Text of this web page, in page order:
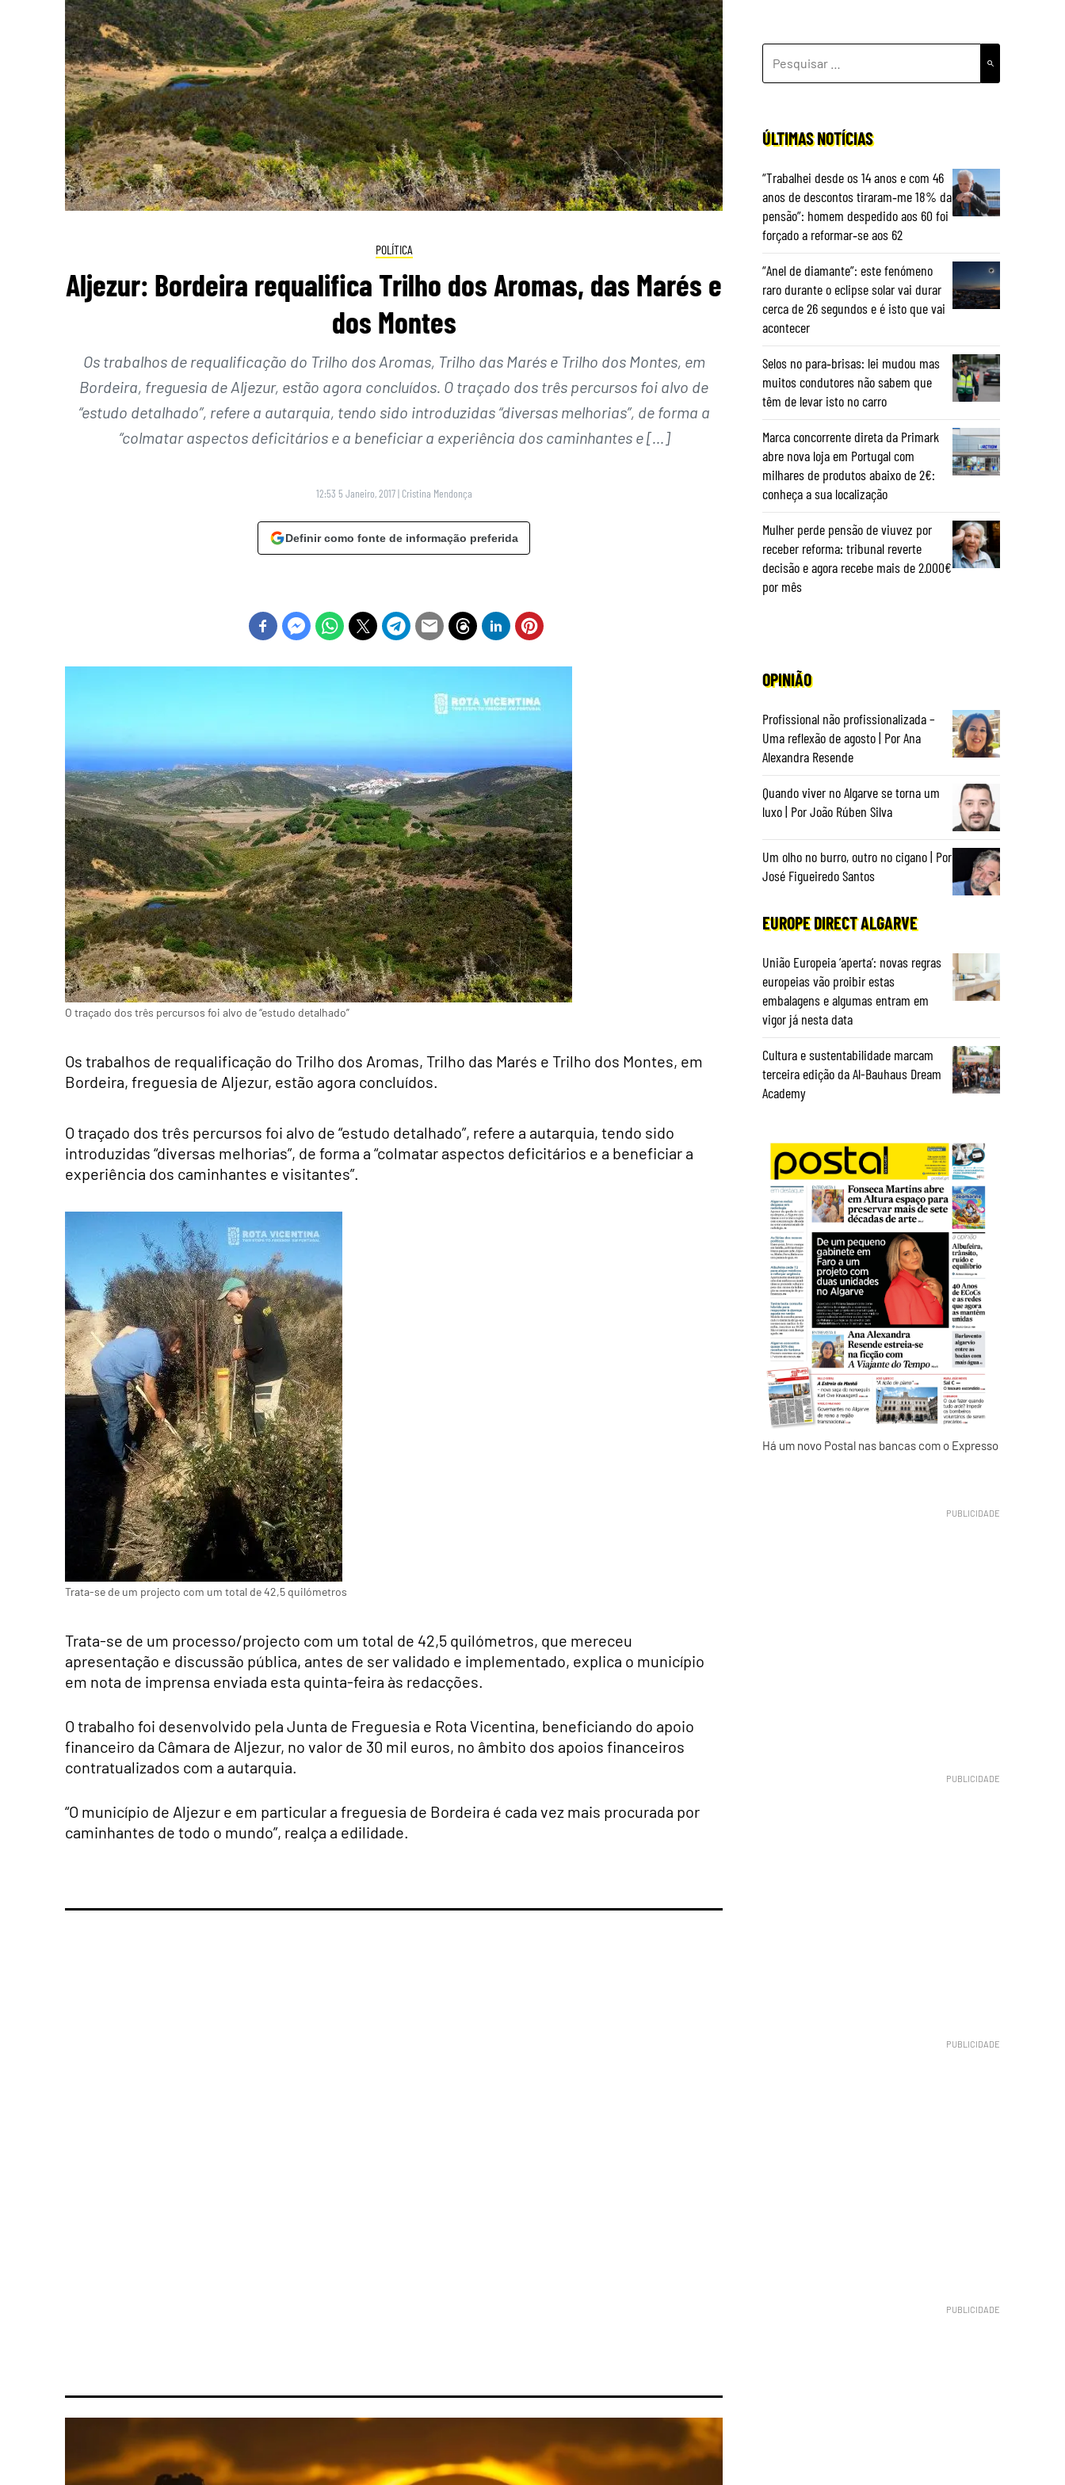
POLÍTICA
Aljezur: Bordeira requalifica Trilho dos Aromas, das Marés e
dos Montes
Os trabalhos de requalificação do Trilho dos Aromas, Trilho das Marés e Trilho dos Montes, em
Bordeira, freguesia de Aljezur, estão agora concluídos. O traçado dos três percursos foi alvo de
“estudo detalhado”, refere a autarquia, tendo sido introduzidas “diversas melhorias”, de forma a
“colmatar aspectos deficitários e a beneficiar a experiência dos caminhantes e […]
12:53 5 Janeiro, 2017 | Cristina Mendonça
Definir como fonte de informação preferida
O traçado dos três percursos foi alvo de “estudo detalhado”
Os trabalhos de requalificação do Trilho dos Aromas, Trilho das Marés e Trilho dos Montes, em
Bordeira, freguesia de Aljezur, estão agora concluídos.
O traçado dos três percursos foi alvo de “estudo detalhado”, refere a autarquia, tendo sido
introduzidas “diversas melhorias”, de forma a “colmatar aspectos deficitários e a beneficiar a
experiência dos caminhantes e visitantes”.
Trata-se de um projecto com um total de 42,5 quilómetros
Trata-se de um processo/projecto com um total de 42,5 quilómetros, que mereceu
apresentação e discussão pública, antes de ser validado e implementado, explica o município
em nota de imprensa enviada esta quinta-feira às redacções.
O trabalho foi desenvolvido pela Junta de Freguesia e Rota Vicentina, beneficiando do apoio
financeiro da Câmara de Aljezur, no valor de 30 mil euros, no âmbito dos apoios financeiros
contratualizados com a autarquia.
“O município de Aljezur e em particular a freguesia de Bordeira é cada vez mais procurada por
caminhantes de todo o mundo”, realça a edilidade.
POR:
ÚLTIMAS NOTÍCIAS
“Trabalhei desde os 14 anos e com 46
anos de descontos tiraram‑me 18% da
pensão”: homem despedido aos 60 foi
forçado a reformar‑se aos 62
“Anel de diamante”: este fenómeno
raro durante o eclipse solar vai durar
cerca de 26 segundos e é isto que vai
acontecer
Selos no para‑brisas: lei mudou mas
muitos condutores não sabem que
têm de levar isto no carro
Marca concorrente direta da Primark
abre nova loja em Portugal com
milhares de produtos abaixo de 2€:
conheça a sua localização
Mulher perde pensão de viuvez por
receber reforma: tribunal reverte
decisão e agora recebe mais de 2.000€
por mês
OPINIÃO
Profissional não profissionalizada –
Uma reflexão de agosto | Por Ana
Alexandra Resende
Quando viver no Algarve se torna um
luxo | Por João Rúben Silva
Um olho no burro, outro no cigano | Por
José Figueiredo Santos
EUROPE DIRECT ALGARVE
União Europeia ‘aperta’: novas regras
europeias vão proibir estas
embalagens e algumas entram em
vigor já nesta data
Cultura e sustentabilidade marcam
terceira edição da Al-Bauhaus Dream
Academy
Há um novo Postal nas bancas com o Expresso